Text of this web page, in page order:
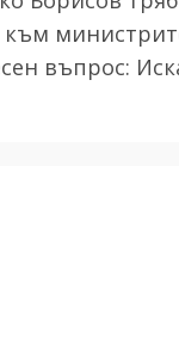
въпрос: